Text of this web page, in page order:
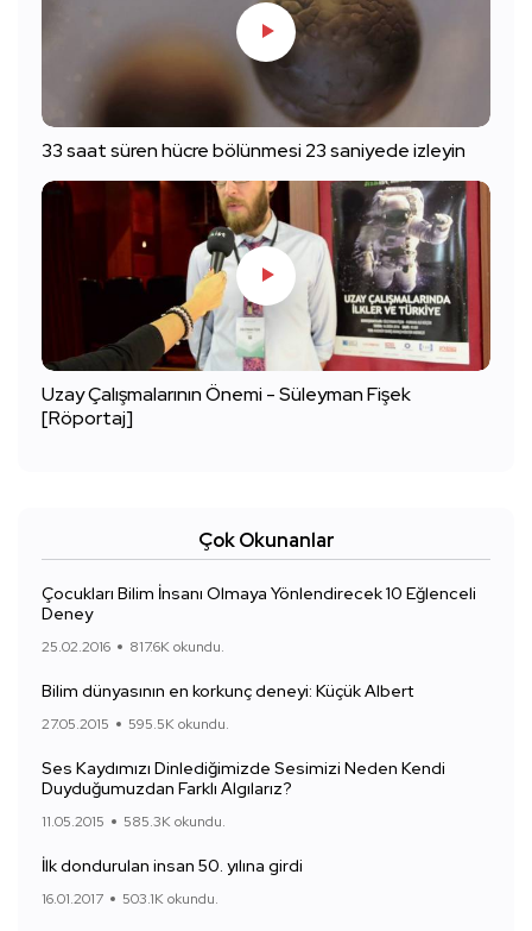
33 saat süren hücre bölünmesi 23 saniyede izleyin
Uzay Çalışmalarının Önemi - Süleyman Fişek
[Röportaj]
Çok Okunanlar
Çocukları Bilim İnsanı Olmaya Yönlendirecek 10 Eğlenceli
Deney
25.02.2016 817.6K okundu.
Bilim dünyasının en korkunç deneyi: Küçük Albert
27.05.2015 595.5K okundu.
Ses Kaydımızı Dinlediğimizde Sesimizi Neden Kendi
Duyduğumuzdan Farklı Algılarız?
11.05.2015 585.3K okundu.
İlk dondurulan insan 50. yılına girdi
16.01.2017 503.1K okundu.